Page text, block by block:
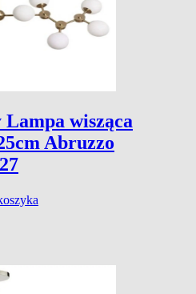
wisząca
Abruzzo